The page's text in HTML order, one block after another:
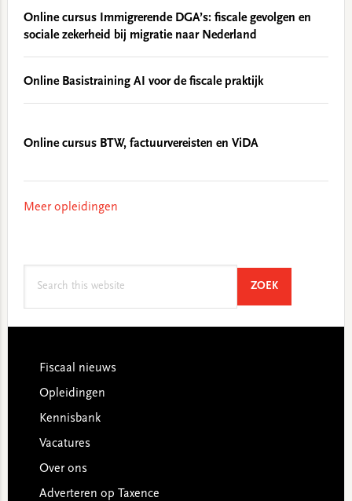
Online cursus Immigrerende DGA’s: fiscale gevolgen en
sociale zekerheid bij migratie naar Nederland
Online Basistraining AI voor de fiscale praktijk
Online cursus BTW, factuurvereisten en ViDA
Meer opleidingen
ZOEKSEARCH
Footer
Fiscaal nieuws
Opleidingen
Kennisbank
Vacatures
Over ons
Adverteren op Taxence